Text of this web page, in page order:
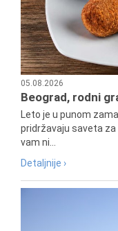
05.08.2026
Beograd, rodni
Leto je u punom
pridržavaju saveta
vam ni...
Detaljnije ›